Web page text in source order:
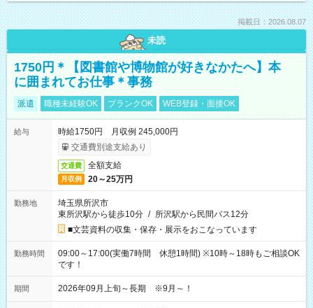
掲載日：2026.08.07
未読
1750円＊【図書館や博物館が好きなかたへ】本
に囲まれてお仕事＊事務
派遣 職種未経験OK ブランクOK WEB登録・面接OK
給与
時給1750円 月収例 245,000円
交通費別途支給あり
交通費 全額支給
月収例 20～25万円
勤務地
埼玉県所沢市
東所沢駅から徒歩10分 / 所沢駅から民間バス12分
■文芸資料の収集・保存・展示をおこなっています
勤務時間
09:00～17:00(実働7時間 休憩1時間) ※10時～18時もご相談OK
です！
期間 2026年09月上旬～長期 ※9月～！